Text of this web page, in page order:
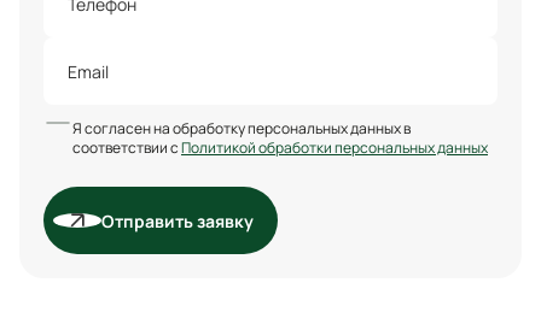
Я согласен на обработку персональных данных в
соответствии сПолитикой обработки персональных данных
Отправить заявку